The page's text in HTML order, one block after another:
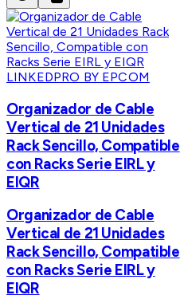
LINKEDPRO BY EPCOM
Organizador de Cable
Vertical de 21 Unidades
Rack Sencillo, Compatible
con Racks Serie EIRL y
EIQR
Organizador de Cable
Vertical de 21 Unidades
Rack Sencillo, Compatible
con Racks Serie EIRL y
EIQR